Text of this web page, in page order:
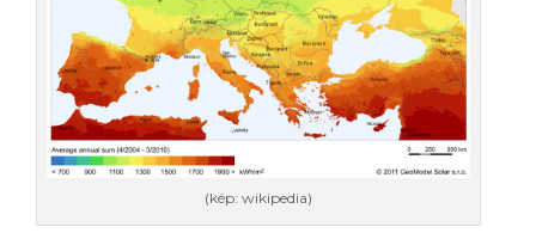
(kép: wikipedia)